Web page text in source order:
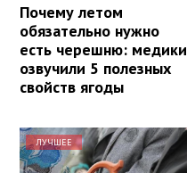
Почему летом
обязательно нужно
есть черешню: медики
озвучили 5 полезных
свойств ягоды
ЛУЧШЕЕ